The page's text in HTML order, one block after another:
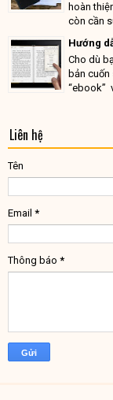
hoàn
còn cần
Hướng
Cho dù
bản
“ebook”
Liên hệ
Tên
Email *
Thông báo *